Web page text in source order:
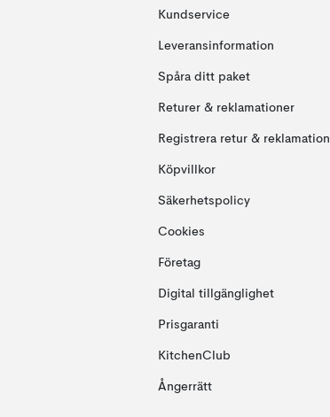
Kundservice
Leveransinformation
Spåra ditt paket
Returer & reklamationer
Registrera retur & reklamation
Köpvillkor
Säkerhetspolicy
Cookies
Företag
Digital tillgänglighet
Prisgaranti
KitchenClub
Ångerrätt